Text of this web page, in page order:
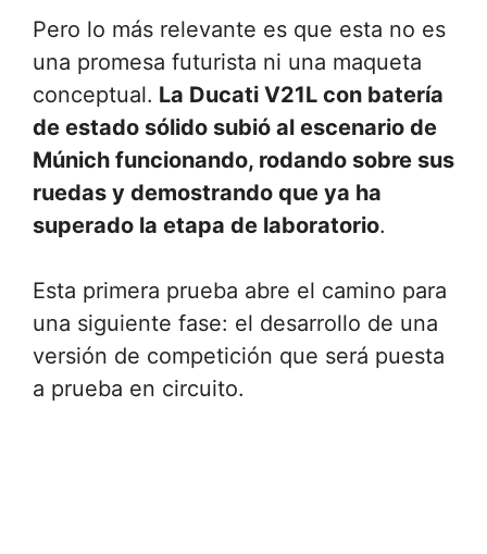
Pero lo más relevante es que esta no es
una promesa futurista ni una maqueta
conceptual. La Ducati V21L con batería
de estado sólido subió al escenario de
Múnich funcionando, rodando sobre sus
ruedas y demostrando que ya ha
superado la etapa de laboratorio.
Esta primera prueba abre el camino para
una siguiente fase: el desarrollo de una
versión de competición que será puesta
a prueba en circuito.